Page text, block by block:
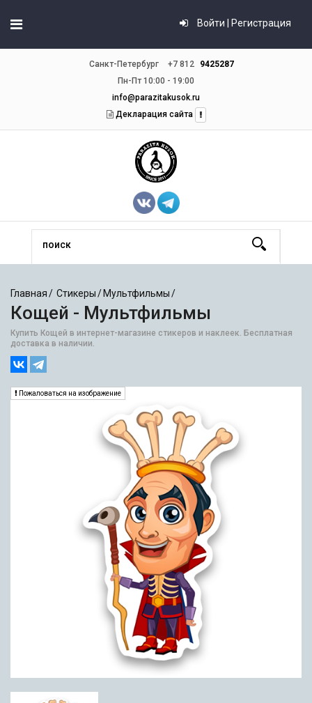
Войти | Регистрация
Санкт-Петербург +7 812
9425287
Пн-Пт 10:00 - 19:00
info@parazitakusok.ru
Декларация сайта
Главная Стикеры Мультфильмы
Кощей - Мультфильмы
Купить Кощей в интернет-магазине стикеров и наклеек. Бесплатная
доставка в наличии.
Пожаловаться на изображение